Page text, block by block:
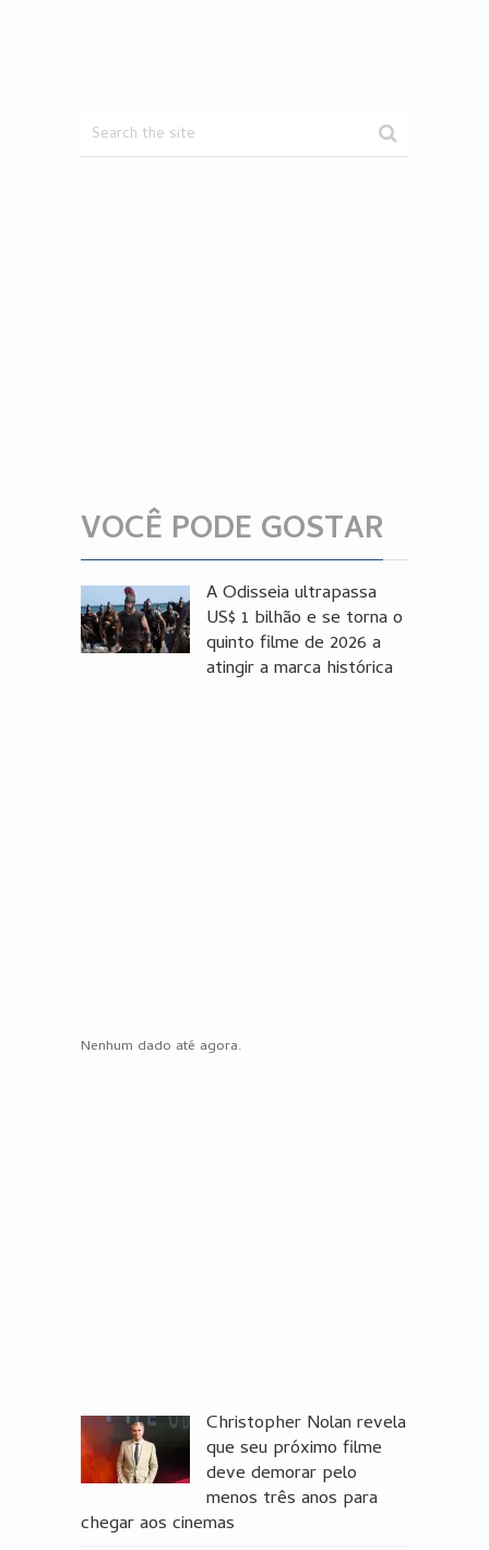
VOCÊ PODE GOSTAR
A Odisseia ultrapassa
US$ 1 bilhão e se torna o
quinto filme de 2026 a
atingir a marca histórica
Nenhum dado até agora.
Christopher Nolan revela
que seu próximo filme
deve demorar pelo
menos três anos para
chegar aos cinemas